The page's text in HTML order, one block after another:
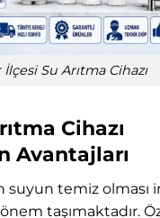
Su Arıtma Cihazı
Cihazı
Avantajları
suyun temiz olması
taşımaktadır.